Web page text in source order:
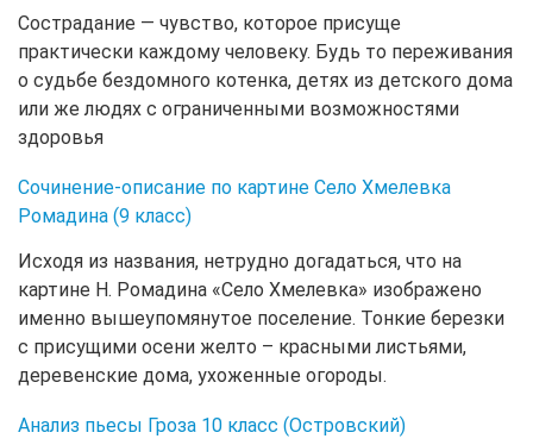
Сострадание — чувство, которое присуще
практически каждому человеку. Будь то переживания
о судьбе бездомного котенка, детях из детского дома
или же людях с ограниченными возможностями
здоровья
Сочинение-описание по картине Село Хмелевка
Ромадина (9 класс)
Исходя из названия, нетрудно догадаться, что на
картине Н. Ромадина «Село Хмелевка» изображено
именно вышеупомянутое поселение. Тонкие березки
с присущими осени желто – красными листьями,
деревенские дома, ухоженные огороды.
Анализ пьесы Гроза 10 класс (Островский)